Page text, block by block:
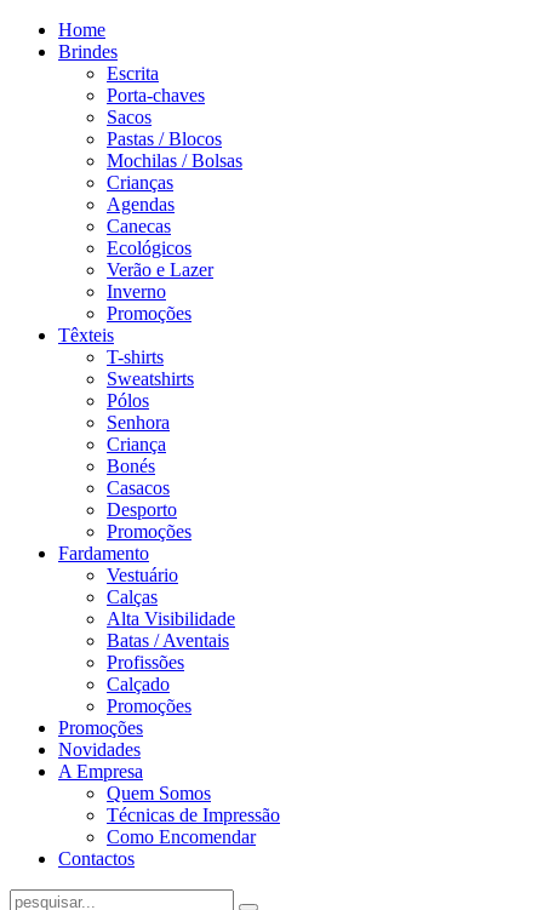
Home
Brindes
Escrita
Porta-chaves
Sacos
Pastas / Blocos
Mochilas / Bolsas
Crianças
Agendas
Canecas
Ecológicos
Verão e Lazer
Inverno
Promoções
Têxteis
T-shirts
Sweatshirts
Pólos
Senhora
Criança
Bonés
Casacos
Desporto
Promoções
Fardamento
Vestuário
Calças
Alta Visibilidade
Batas / Aventais
Profissões
Calçado
Promoções
Promoções
Novidades
A Empresa
Quem Somos
Técnicas de Impressão
Como Encomendar
Contactos